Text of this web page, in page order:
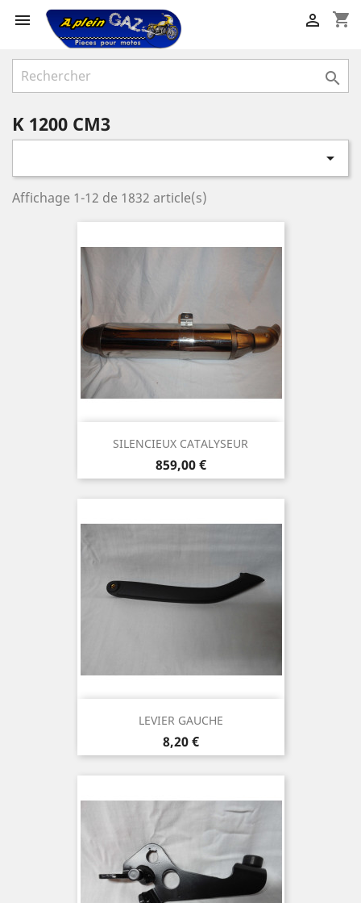
 shopping_cart


K 1200 CM3

Affichage 1-12 de 1832 article(s)
SILENCIEUX CATALYSEUR
Prix
859,00 €
LEVIER GAUCHE
Prix
8,20 €